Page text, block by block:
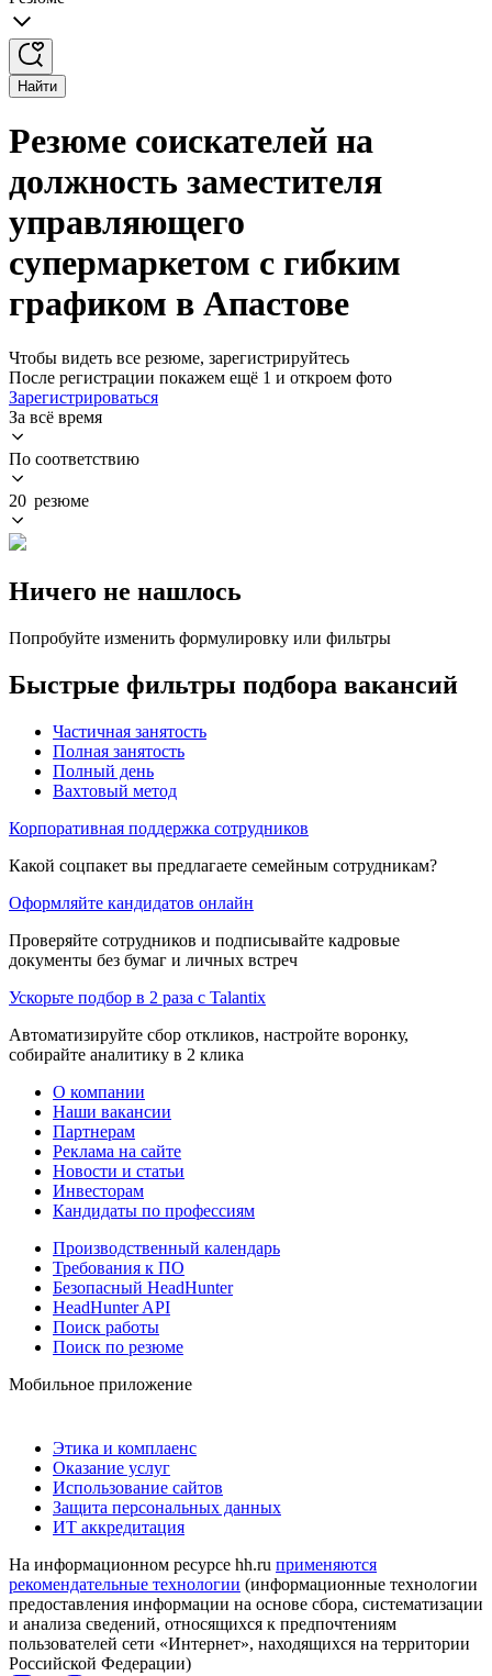
Найти
Резюме соискателей на
должность заместителя
управляющего
супермаркетом с гибким
графиком в Апастове
Чтобы видеть все резюме, зарегистрируйтесь
После регистрации покажем ещё 1 и откроем фото
Зарегистрироваться
За всё время
По соответствию
20 резюме
Ничего не нашлось
Попробуйте изменить формулировку или фильтры
Быстрые фильтры подбора вакансий
Частичная занятость
Полная занятость
Полный день
Вахтовый метод
Корпоративная поддержка сотрудников
Какой соцпакет вы предлагаете семейным сотрудникам?
Оформляйте кандидатов онлайн
Проверяйте сотрудников и подписывайте кадровые
документы без бумаг и личных встреч
Ускорьте подбор в 2 раза с Talantix
Автоматизируйте сбор откликов, настройте воронку,
собирайте аналитику в 2 клика
О компании
Наши вакансии
Партнерам
Реклама на сайте
Новости и статьи
Инвесторам
Кандидаты по профессиям
Производственный календарь
Требования к ПО
Безопасный HeadHunter
HeadHunter API
Поиск работы
Поиск по резюме
Мобильное приложение
Этика и комплаенс
Оказание услуг
Использование сайтов
Защита персональных данных
ИТ аккредитация
На информационном ресурсе hh.ru применяются
рекомендательные технологии (информационные технологии
предоставления информации на основе сбора, систематизации
и анализа сведений, относящихся к предпочтениям
пользователей сети «Интернет», находящихся на территории
Российской Федерации)